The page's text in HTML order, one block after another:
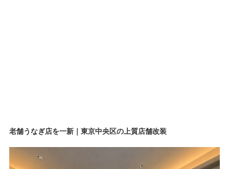
老舗うなぎ店を一新｜東京中央区の上質店舗改装